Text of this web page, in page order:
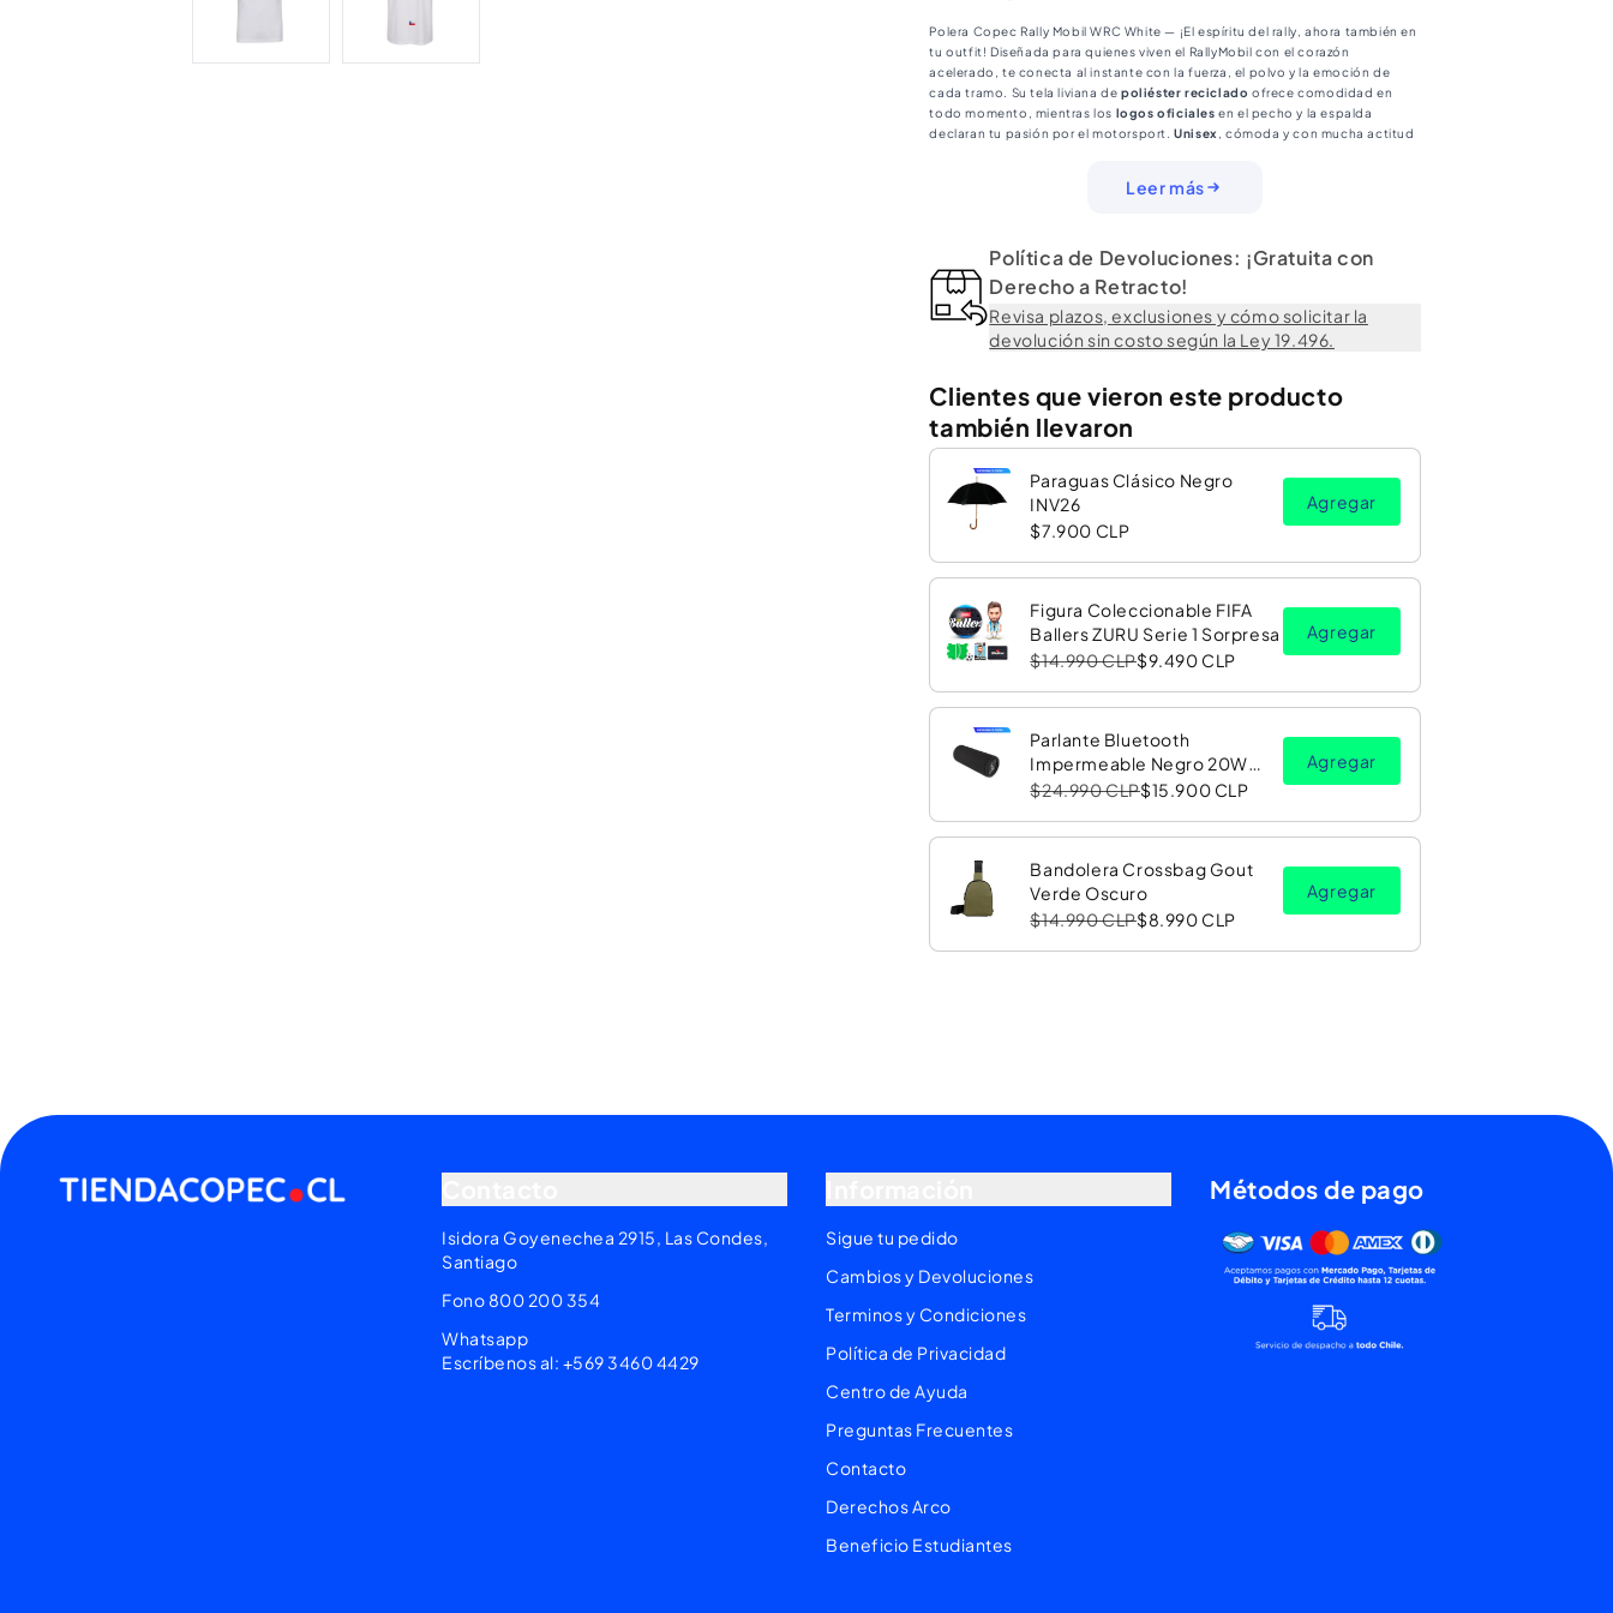
Polera Copec Rally Mobil WRC White — ¡El espíritu del rally, ahora también en
tu outfit! Diseñada para quienes viven el RallyMobil con el corazón
acelerado, te conecta al instante con la fuerza, el polvo y la emoción de
cada tramo. Su tela liviana de poliéster reciclado ofrece comodidad en
todo momento, mientras los logos oficiales en el pecho y la espalda
declaran tu pasión por el motorsport.Unisex, cómoda y con mucha actitud
Leer más
Política de Devoluciones: ¡Gratuita con
Derecho a Retracto!
Revisa plazos, exclusiones y cómo solicitar la
devolución sin costo según la Ley 19.496.
Clientes que vieron este producto
también llevaron
Paraguas Clásico Negro
INV26
$7.900 CLP
Agregar
Figura Coleccionable FIFA
Ballers ZURU Serie 1 Sorpresa
$14.990 CLP$9.490 CLP
Agregar
Parlante Bluetooth
Impermeable Negro 20W
con Luz LED RGB PV26 Copec
$24.990 CLP$15.900 CLP
Agregar
Bandolera Crossbag Gout
Verde Oscuro
$14.990 CLP$8.990 CLP
Agregar
Isidora Goyenechea 2915, Las Condes,
Santiago
Fono 800 200 354
Whatsapp
Escríbenos al: +569 3460 4429
Sigue tu pedido
Cambios y Devoluciones
Terminos y Condiciones
Política de Privacidad
Centro de Ayuda
Preguntas Frecuentes
Contacto
Derechos Arco
Beneficio Estudiantes
Métodos de pago